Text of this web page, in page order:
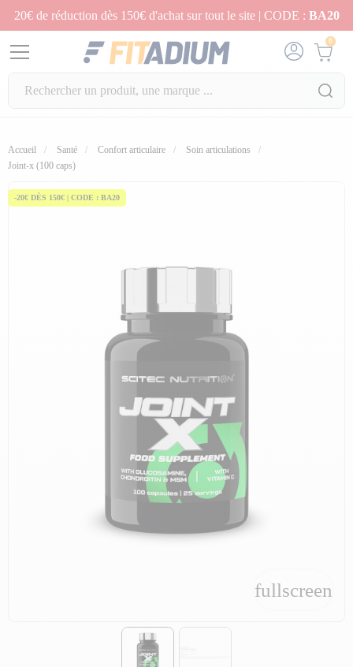
20€ de réduction dès 150€ d'achat sur tout le site | CODE : BA20
0
Accueil Santé Confort articulaire
Soin articulations
Joint-x (100 caps)
-20€ DÈS 150€ | CODE : BA20
fullscreen
fullscreen